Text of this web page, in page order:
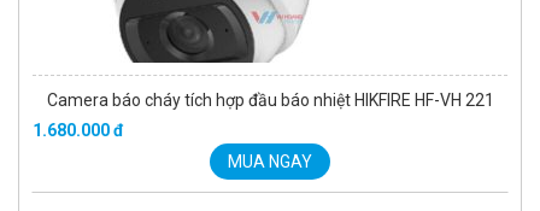
Camera báo cháy tích hợp đầu báo nhiệt HIKFIRE HF-VH 221
1.680.000 đ
MUA NGAY